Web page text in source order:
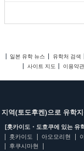
일본 유학 뉴스 유학처 검색
사이트 지도
이용약관
지역(토도후켄)으로 유학지
[홋카이도・도호쿠에 있는 유
홋카이도
아오모리현
후쿠시마현